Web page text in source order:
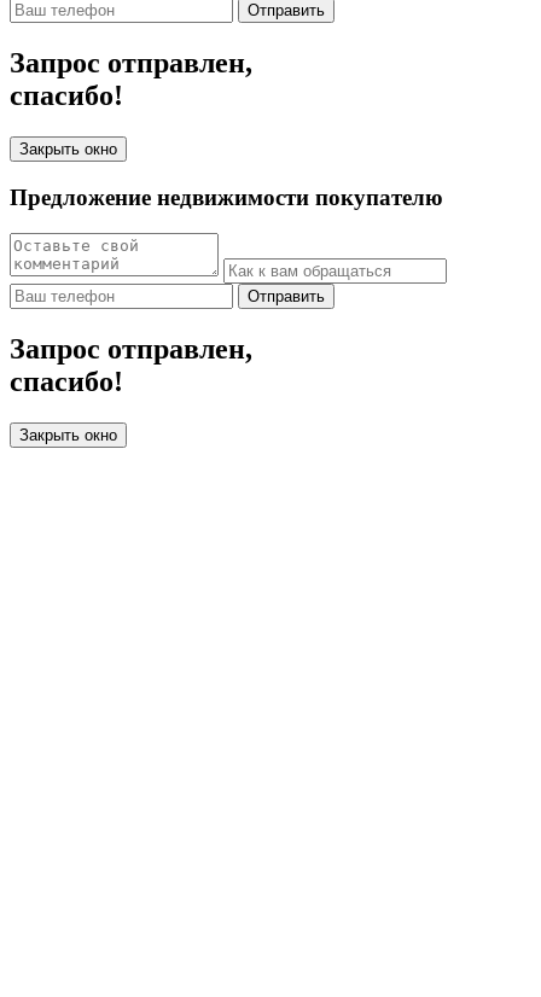
Отправить
Запрос отправлен,
спасибо!
Закрыть окно
Предложение недвижимости покупателю
Отправить
Запрос отправлен,
спасибо!
Закрыть окно